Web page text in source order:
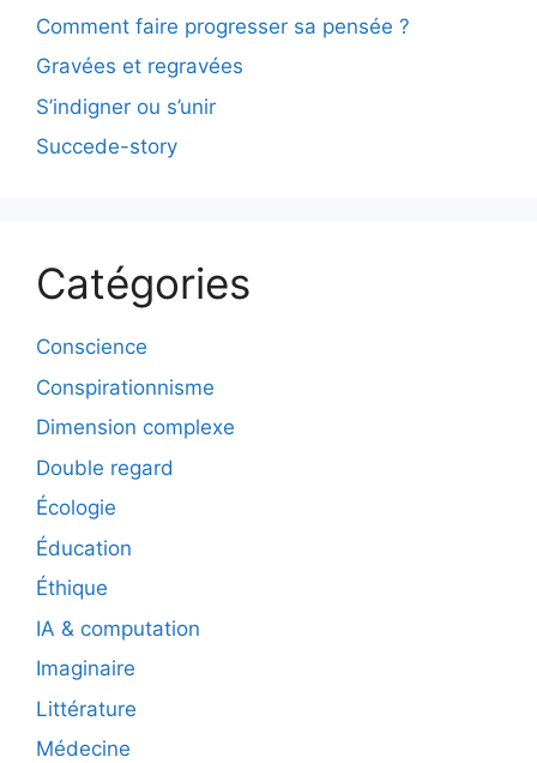
Comment faire progresser sa pensée ?
Gravées et regravées
S’indigner ou s’unir
Succede-story
Catégories
Conscience
Conspirationnisme
Dimension complexe
Double regard
Écologie
Éducation
Éthique
IA & computation
Imaginaire
Littérature
Médecine